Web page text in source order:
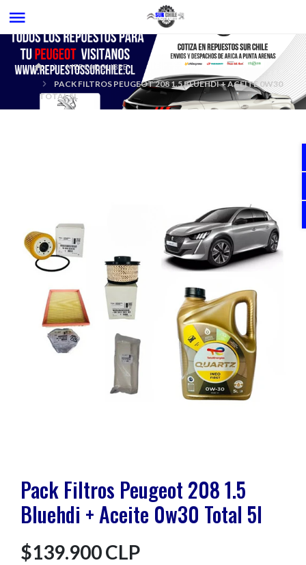
MERCADOLIBRE
PACK FILTROS PEUGEOT 208 1.5 BLUEHDI + ACEITE 0W30
TOTAL 5L
Pack Filtros Peugeot 208 1.5
Bluehdi + Aceite 0w30 Total 5l
$139.900 CLP